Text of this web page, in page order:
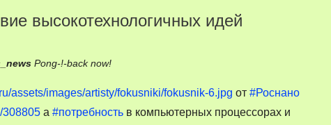
высокотехнологичных идей
Pong-!-back now!on
и
отсутствие
assets/images/artisty/fokusniki/fokusnik-6.jpg от #Роснано
308805 а #потребность в компьютерных процессорах и